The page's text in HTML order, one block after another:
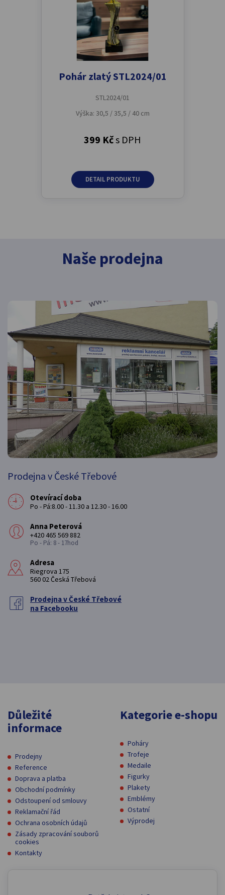
Pohár zlatý STL2024/01
STL2024/01
Výška: 30,5 / 35,5 / 40 cm
399 Kčs DPH
DETAIL PRODUKTU
Naše prodejna
Prodejna v České Třebové
Otevírací doba
Po - Pá:8.00 - 11.30 a 12.30 - 16.00
Anna Peterová
+420 465 569 882
Po - Pá: 8 - 17hod
Adresa
Riegrova 175
560 02 Česká Třebová
Prodejna v České Třebové
na Facebooku
Důležité
informace
Prodejny
Reference
Doprava a platba
Obchodní podmínky
Odstoupení od smlouvy
Reklamační řád
Ochrana osobních údajů
Zásady zpracování souborů
cookies
Kontakty
Kategorie e-shopu
Poháry
Trofeje
Medaile
Figurky
Plakety
Emblémy
Ostatní
Výprodej